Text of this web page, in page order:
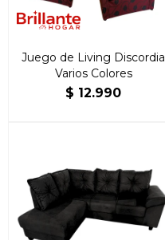
Juego de Living Discordia
Varios Colores
$ 12.990